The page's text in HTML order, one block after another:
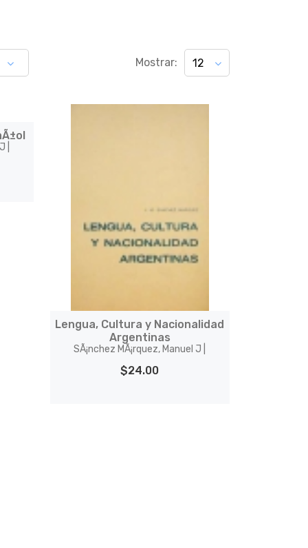
Mostrar: 12
|
Lengua, Cultura y Nacionalidad
Argentinas
SÃ¡nchez MÃ¡rquez, Manuel J |
$24.00